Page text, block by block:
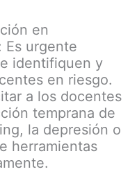
en
Es urgente
identifiquen y
en riesgo.
a los docentes
temprana de
la depresión o
herramientas